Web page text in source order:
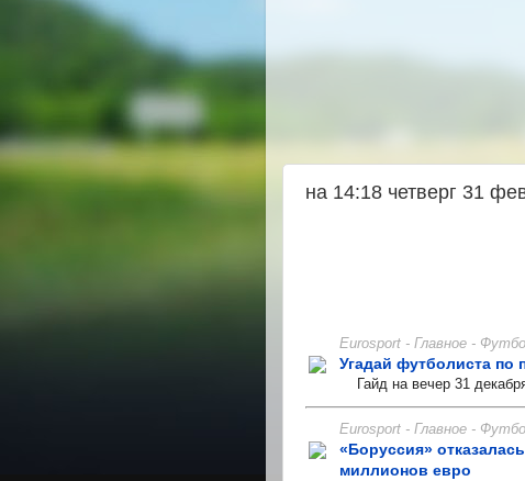
на 14:18 четверг 31
Eurosport - Главное -
Угадай футболиста по
Гайд на вечер 31
Eurosport - Главное -
«Боруссия»
миллионов евро